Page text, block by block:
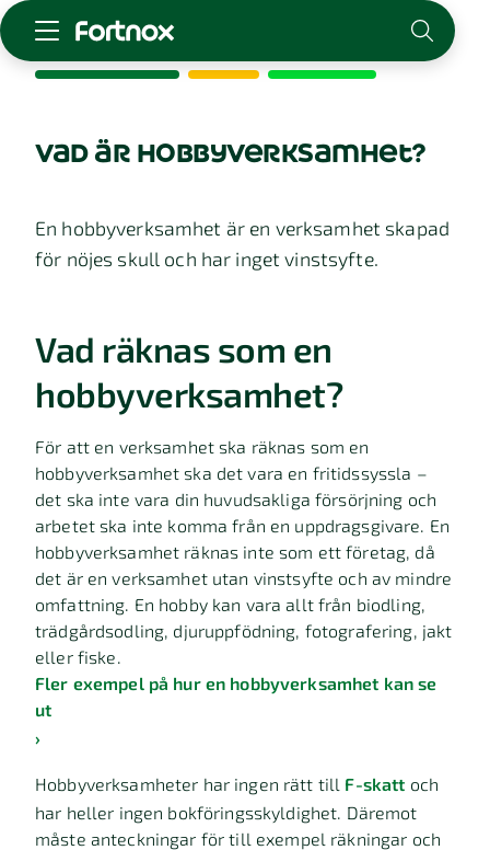
Skaffa Fortnox
För redovisningsbyrån
Logga in
Karriär
Kontakt
vad är hobbyverksamhet?
En hobbyverksamhet är en verksamhet skapad
för nöjes skull och har inget vinstsyfte.
Vad räknas som en
hobbyverksamhet?
För att en verksamhet ska räknas som en
hobbyverksamhet ska det vara en fritidssyssla –
det ska inte vara din huvudsakliga försörjning och
arbetet ska inte komma från en uppdragsgivare. En
hobbyverksamhet räknas inte som ett företag, då
det är en verksamhet utan vinstsyfte och av mindre
omfattning. En hobby kan vara allt från biodling,
trädgårdsodling, djuruppfödning, fotografering, jakt
eller fiske.
Fler exempel på hur en hobbyverksamhet kan se
ut
›
Hobbyverksamheter har ingen rätt till F-skatt och
har heller ingen bokföringsskyldighet. Däremot
måste anteckningar för till exempel räkningar och